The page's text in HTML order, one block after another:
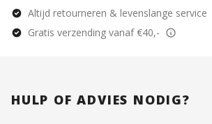
Altijd retourneren & levenslange service
Gratis verzending vanaf €40,-
HULP OF ADVIES NODIG?